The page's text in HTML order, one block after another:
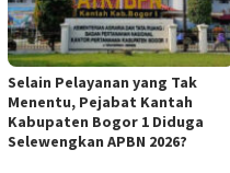
Selain Pelayanan yang Tak
Menentu, Pejabat Kantah
Kabupaten Bogor 1 Diduga
Selewengkan APBN 2026?